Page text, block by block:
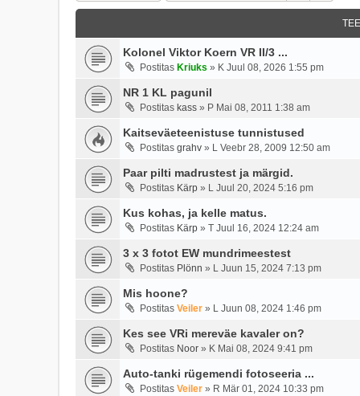
Kolonel Viktor Koern VR II/3 ...
Postitas Kriuks » K Juul 08, 2026 1:55 pm
NR 1 KL pagunil
Postitas kass » P Mai 08, 2011 1:38 am
Kaitseväeteenistuse tunnistused
Postitas grahv » L Veebr 28, 2009 12:50 am
Paar pilti madrustest ja märgid.
Postitas Kärp » L Juul 20, 2024 5:16 pm
Kus kohas, ja kelle matus.
Postitas Kärp » T Juul 16, 2024 12:24 am
3 x 3 fotot EW mundrimeestest
Postitas Plönn » L Juun 15, 2024 7:13 pm
Mis hoone?
Postitas Veiler » L Juun 08, 2024 1:46 pm
Kes see VRi mereväe kavaler on?
Postitas Noor » K Mai 08, 2024 9:41 pm
Auto-tanki rügemendi fotoseeria ...
Postitas Veiler » R Mär 01, 2024 10:33 pm